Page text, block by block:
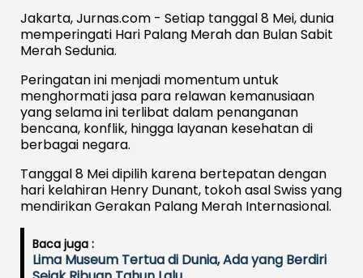
Jakarta, Jurnas.com - Setiap tanggal 8 Mei, dunia
memperingati Hari Palang Merah dan Bulan Sabit
Merah Sedunia.
Peringatan ini menjadi momentum untuk
menghormati jasa para relawan kemanusiaan
yang selama ini terlibat dalam penanganan
bencana, konflik, hingga layanan kesehatan di
berbagai negara.
Tanggal 8 Mei dipilih karena bertepatan dengan
hari kelahiran Henry Dunant, tokoh asal Swiss yang
mendirikan Gerakan Palang Merah Internasional.
Baca juga :
Lima Museum Tertua di Dunia, Ada yang Berdiri